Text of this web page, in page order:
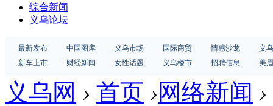
综合新闻
义乌论坛
最新发布 中国图库 义乌市场 国际商贸 情感沙龙
义
新车上市
财经新闻 女性话题 义乌楼市 招聘信息 美
义乌网 › 首页 ›网络新闻 ›